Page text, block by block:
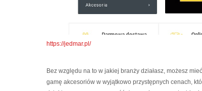
https://jedmar.pl/
Bez względu na to w jakiej branży działasz, możesz
gamę akcesoriów w wyjątkowo przystępnych cenach,